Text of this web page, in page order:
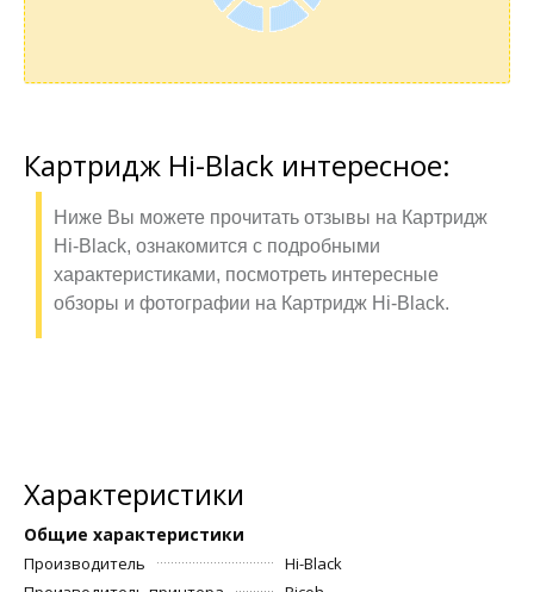
Картридж Hi-Black интересное:
Ниже Вы можете прочитать отзывы на Картридж
Hi-Black, ознакомится с подробными
характеристиками, посмотреть интересные
обзоры и фотографии на Картридж Hi-Black.
Характеристики
Общие характеристики
Производитель
Hi-Black